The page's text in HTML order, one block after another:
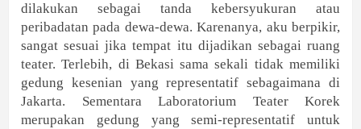
dilakukan sebagai tanda kebersyukuran atau
peribadatan pada dewa-dewa. Karenanya, aku berpikir,
sangat sesuai jika tempat itu dijadikan sebagai ruang
teater. Terlebih, di Bekasi sama sekali tidak memiliki
gedung kesenian yang representatif sebagaimana di
Jakarta. Sementara Laboratorium Teater Korek
merupakan gedung yang semi-representatif untuk